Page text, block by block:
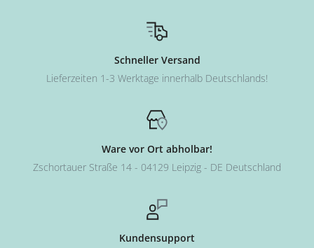
Schneller Versand
Lieferzeiten 1-3 Werktage innerhalb Deutschlands!
Ware vor Ort abholbar!
Zschortauer Straße 14 - 04129 Leipzig - DE Deutschland
Kundensupport